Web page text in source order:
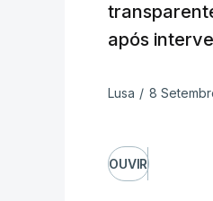
após
Lusa / 8
OUVIR